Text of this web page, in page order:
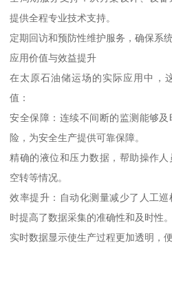
提供全程专业技术支持。
定期回访和预防性维护服务，确保系
应用价值与效益提升
在太原石油储运场的实际应用中，
值：
安全保障：连续不间断的监测能够
险，为安全生产提供可靠保障。
精确的液位和压力数据，帮助操作
空转等情况。
效率提升：自动化测量减少了人工
时提高了数据采集的准确性和及时性。
实时数据显示使生产过程更加透明，